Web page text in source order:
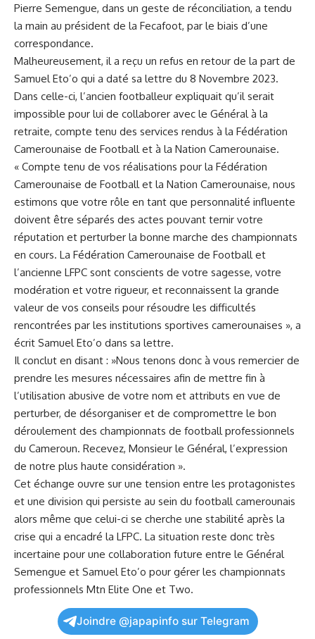
Pierre Semengue, dans un geste de réconciliation, a tendu
la main au président de la Fecafoot, par le biais d’une
correspondance.
Malheureusement, il a reçu un refus en retour de la part de
Samuel Eto’o qui a daté sa lettre du 8 Novembre 2023.
Dans celle-ci, l’ancien footballeur expliquait qu’il serait
impossible pour lui de collaborer avec le Général à la
retraite, compte tenu des services rendus à la Fédération
Camerounaise de Football et à la Nation Camerounaise.
« Compte tenu de vos réalisations pour la Fédération
Camerounaise de Football et la Nation Camerounaise, nous
estimons que votre rôle en tant que personnalité influente
doivent être séparés des actes pouvant ternir votre
réputation et perturber la bonne marche des championnats
en cours. La Fédération Camerounaise de Football et
l’ancienne LFPC sont conscients de votre sagesse, votre
modération et votre rigueur, et reconnaissent la grande
valeur de vos conseils pour résoudre les difficultés
rencontrées par les institutions sportives camerounaises », a
écrit Samuel Eto’o dans sa lettre.
Il conclut en disant : »Nous tenons donc à vous remercier de
prendre les mesures nécessaires afin de mettre fin à
l’utilisation abusive de votre nom et attributs en vue de
perturber, de désorganiser et de compromettre le bon
déroulement des championnats de football professionnels
du Cameroun. Recevez, Monsieur le Général, l’expression
de notre plus haute considération ».
Cet échange ouvre sur une tension entre les protagonistes
et une division qui persiste au sein du football camerounais
alors même que celui-ci se cherche une stabilité après la
crise qui a encadré la LFPC. La situation reste donc très
incertaine pour une collaboration future entre le Général
Semengue et Samuel Eto’o pour gérer les championnats
professionnels Mtn Elite One et Two.
Joindre @japapinfo sur Telegram